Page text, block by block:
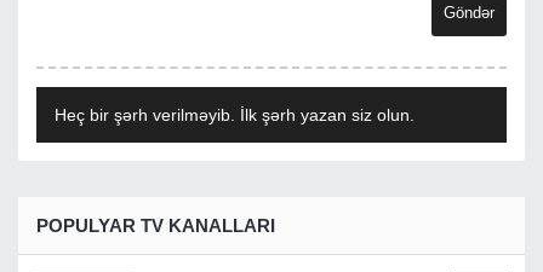
Heç bir şərh verilməyib. İlk şərh yazan siz olun.
POPULYAR TV KANALLARI